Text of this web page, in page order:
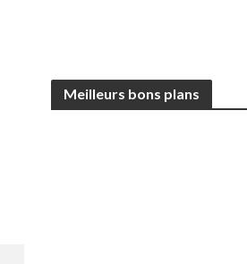
Meilleurs bons plans